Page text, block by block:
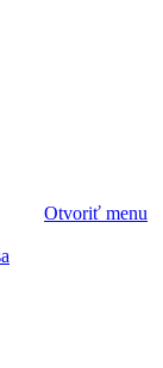
Otvoriť menu